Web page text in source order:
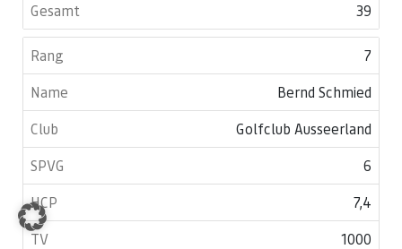
39
7
Bernd Schmied
Golfclub Ausseerland
6
7,4
1000